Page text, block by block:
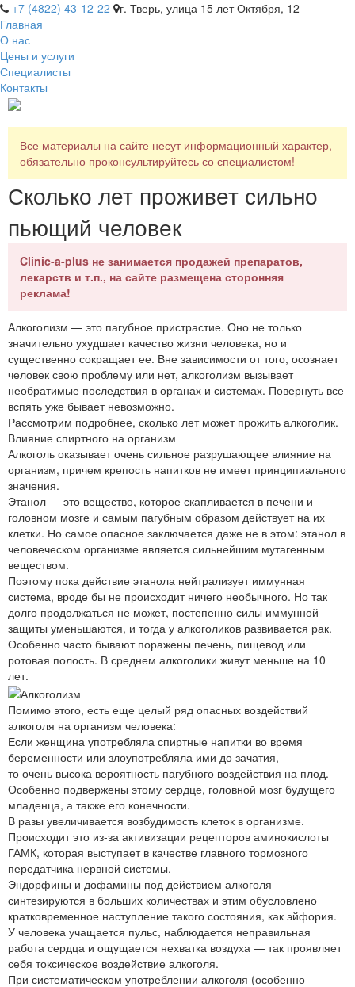
+7 (4822) 43-12-22
г. Тверь, улица 15 лет Октября, 12
Главная
О нас
Цены и услуги
Специалисты
Контакты
Все материалы на сайте несут информационный характер,
обязательно проконсультируйтесь со специалистом!
Сколько лет проживет сильно
пьющий человек
Clinic-a-plus не занимается продажей препаратов,
лекарств и т.п., на сайте размещена сторонняя
реклама!
Алкоголизм — это пагубное пристрастие. Оно не только
значительно ухудшает качество жизни человека, но и
существенно сокращает ее. Вне зависимости от того, осознает
человек свою проблему или нет, алкоголизм вызывает
необратимые последствия в органах и системах. Повернуть все
вспять уже бывает невозможно.
Рассмотрим подробнее, сколько лет может прожить алкоголик.
Влияние спиртного на организм
Алкоголь оказывает очень сильное разрушающее влияние на
организм, причем крепость напитков не имеет принципиального
значения.
Этанол — это вещество, которое скапливается в печени и
головном мозге и самым пагубным образом действует на их
клетки. Но самое опасное заключается даже не в этом: этанол в
человеческом организме является сильнейшим мутагенным
веществом.
Поэтому пока действие этанола нейтрализует иммунная
система, вроде бы не происходит ничего необычного. Но так
долго продолжаться не может, постепенно силы иммунной
защиты уменьшаются, и тогда у алкоголиков развивается рак.
Особенно часто бывают поражены печень, пищевод или
ротовая полость. В среднем алкоголики живут меньше на 10
лет.
Помимо этого, есть еще целый ряд опасных воздействий
алкоголя на организм человека:
Если женщина употребляла спиртные напитки во время
беременности или злоупотребляла ими до зачатия,
то очень высока вероятность пагубного воздействия на плод.
Особенно подвержены этому сердце, головной мозг будущего
младенца, а также его конечности.
В разы увеличивается возбудимость клеток в организме.
Происходит это из-за активизации рецепторов аминокислоты
ГАМК, которая выступает в качестве главного тормозного
передатчика нервной системы.
Эндорфины и дофамины под действием алкоголя
синтезируются в больших количествах и этим обусловлено
кратковременное наступление такого состояния, как эйфория.
У человека учащается пульс, наблюдается неправильная
работа сердца и ощущается нехватка воздуха — так проявляет
себя токсическое воздействие алкоголя.
При систематическом употреблении алкоголя (особенно